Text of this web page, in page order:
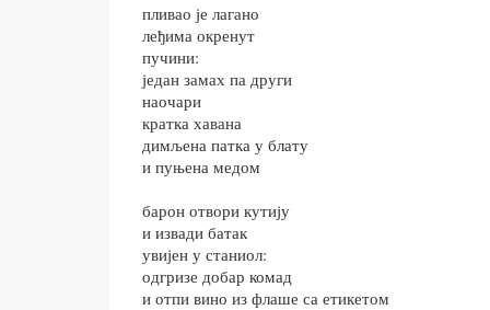
пливао је лагано
леђима окренут
пучини:
један замах па други
наочари
кратка хавана
димљена патка у блату
и пуњена медом
барон отвори кутију
и извади батак
увијен у станиол:
одгризе добар комад
и отпи вино из флаше са етикетом